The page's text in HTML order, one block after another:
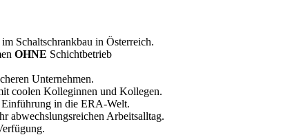
Schaltschrankbau in Österreich.
OHNE Schichtbetrieb
Unternehmen.
coolen Kolleginnen und Kollegen.
in die ERA-Welt.
abwechslungsreichen Arbeitsalltag.